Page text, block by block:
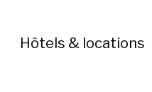
Hôtels & locations